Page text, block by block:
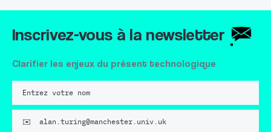
Inscrivez-vous à la newsletter
Clarifier les enjeux du présent technologique